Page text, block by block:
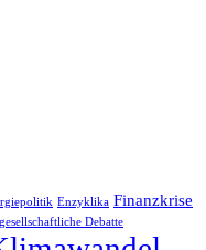
Enzyklika Finanzkrise
gesellschaftliche Debatte